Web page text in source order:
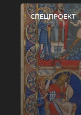
СПЕЦПРОЕКТ